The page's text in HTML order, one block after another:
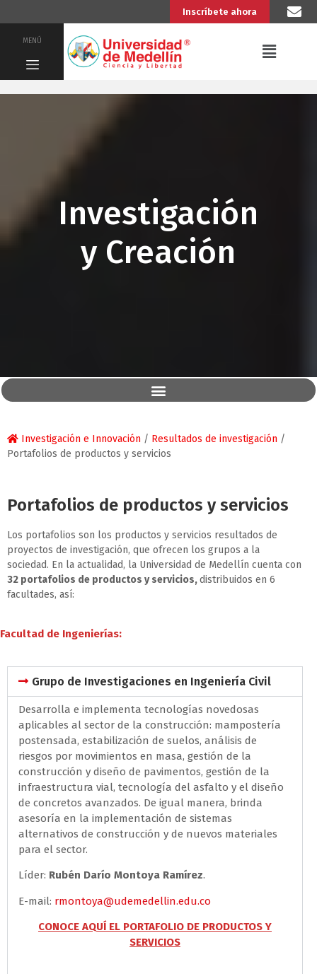
Inscríbete ahora
MENÚ
Investigación
y Creación
Investigación e Innovación / Resultados de investigación /
Portafolios de productos y servicios
Portafolios de productos y servicios
Los portafolios son los productos y servicios resultados de
proyectos de investigación, que ofrecen los grupos a la
sociedad. En la actualidad, la Universidad de Medellín cuenta con
32 portafolios de productos y servicios,distribuidos en 6
facultades, así:
Facultad de Ingenierías:
Grupo de Investigaciones en Ingeniería Civil
Desarrolla e implementa tecnologías novedosas
aplicables al sector de la construcción: mampostería
postensada, estabilización de suelos, análisis de
riesgos por movimientos en masa, gestión de la
construcción y diseño de pavimentos, gestión de la
infraestructura vial, tecnología del asfalto y el diseño
de concretos avanzados. De igual manera, brinda
asesoría en la implementación de sistemas
alternativos de construcción y de nuevos materiales
para el sector.
Líder: Rubén Darío Montoya Ramírez.
E-mail: rmontoya@udemedellin.edu.co
CONOCE AQUÍ EL PORTAFOLIO DE PRODUCTOS Y
SERVICIOS